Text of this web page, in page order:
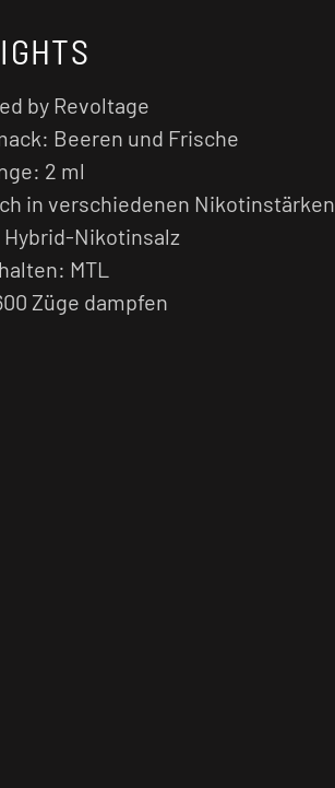
by Revoltage
Beeren und Frische
2 ml
in verschiedenen Nikotinstärken
Hybrid-Nikotinsalz
MTL
Züge dampfen